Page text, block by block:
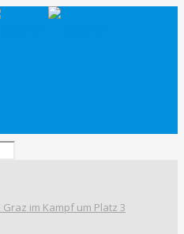
im Kampf um Platz 3